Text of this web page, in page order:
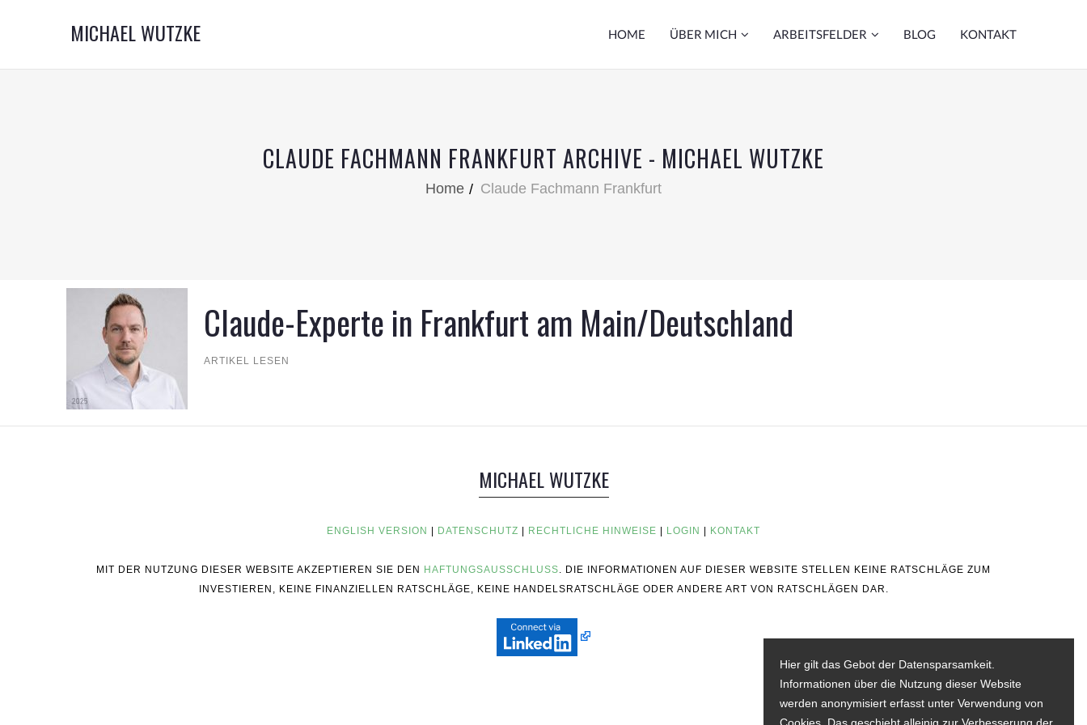
MICHAEL WUTZKE HOME ÜBER MICH ARBEITSFELDER BLOG KONTAKT
CLAUDE FACHMANN FRANKFURT ARCHIVE - MICHAEL WUTZKE
Home Claude Fachmann Frankfurt
Claude-Experte in Frankfurt am Main/Deutschland
ARTIKEL LESEN
MICHAEL WUTZKE
ENGLISH VERSION DATENSCHUTZ RECHTLICHE HINWEISE LOGIN KONTAKT
MIT DER NUTZUNG DIESER WEBSITE AKZEPTIEREN SIE DEN HAFTUNGSAUSSCHLUSS. DIE INFORMATIONEN AUF DIESER WEBSITE STELLEN KEINE RATSCHLÄGE ZUM
INVESTIEREN, KEINE FINANZIELLEN RATSCHLÄGE, KEINE HANDELSRATSCHLÄGE ODER ANDERE ART VON RATSCHLÄGEN DAR.
Hier gilt das Gebot der Datensparsamkeit.
Informationen über die Nutzung dieser Website
werden anonymisiert erfasst unter Verwendung von